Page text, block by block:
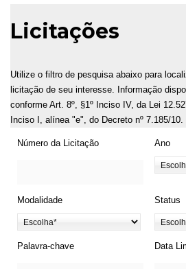
Licitações
Utilize o filtro de pesquisa abaixo para
licitação de seu interesse. Informação
conforme Art. 8º, §1º Inciso IV, da Lei
Inciso I, alínea "e", do Decreto nº 7.185/10.
Número da Licitação Ano
Modalidade Status
Palavra-chave Data